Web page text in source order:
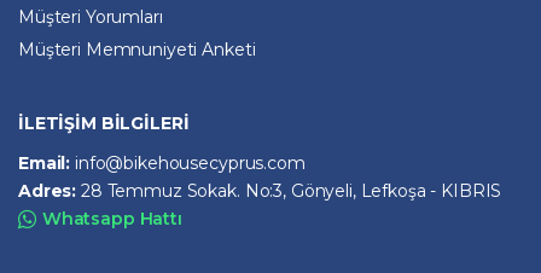
Müşteri Yorumları
Müşteri Memnuniyeti Anketi
İLETİŞİM BİLGİLERİ
Email: info@bikehousecyprus.com
Adres:28 Temmuz Sokak. No:3, Gönyeli, Lefkoşa - KIBRIS
Whatsapp Hattı